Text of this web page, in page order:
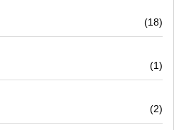
(18)
(1)
(2)